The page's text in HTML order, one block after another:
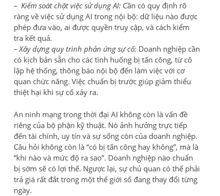
– Kiểm soát chặt việc sử dụng AI: Cần có quy định rõ
ràng về việc sử dụng AI trong nội bộ: dữ liệu nào được
phép đưa vào, ai được quyền truy cập, và cách kiểm
tra kết quả.
– Xây dựng quy trình phản ứng sự cố: Doanh nghiệp cần
có kịch bản sẵn cho các tình huống bị tấn công, từ cô
lập hệ thống, thông báo nội bộ đến làm việc với cơ
quan chức năng. Việc chuẩn bị trước giúp giảm thiểu
thiệt hại khi sự cố xảy ra.
An ninh mạng trong thời đại AI không còn là vấn đề
riêng của bộ phận kỹ thuật. Nó ảnh hưởng trực tiếp
đến tài chính, uy tín và sự sống còn của doanh nghiệp.
Câu hỏi không còn là “có bị tấn công hay không”, mà là
“khi nào và mức độ ra sao”. Doanh nghiệp nào chuẩn
bị sớm sẽ có lợi thế. Ngược lại, sự chủ quan có thể phải
trả giá rất đắt trong một thế giới số đang thay đổi từng
ngày.